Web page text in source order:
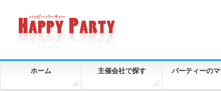
ホーム 主催会社で探す パーティーの